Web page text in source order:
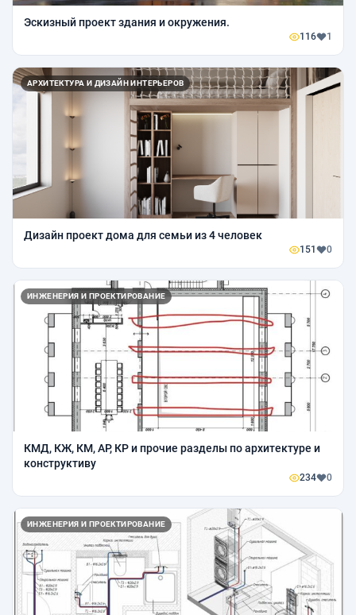
Эскизный проект здания и окружения.
116 1
АРХИТЕКТУРА И ДИЗАЙН ИНТЕРЬЕРОВ
Дизайн проект дома для семьи из 4 человек
151 0
ИНЖЕНЕРИЯ И ПРОЕКТИРОВАНИЕ
КМД, КЖ, КМ, АР, КР и прочие разделы по архитектуре и
конструктиву
234 0
ИНЖЕНЕРИЯ И ПРОЕКТИРОВАНИЕ